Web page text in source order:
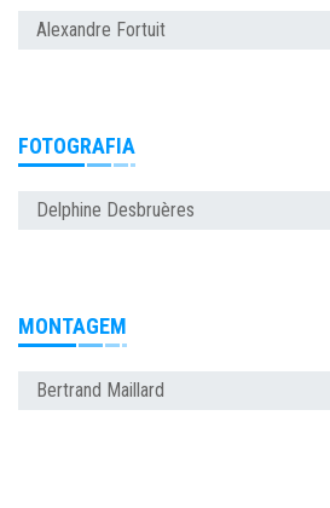
Alexandre Fortuit
FOTOGRAFIA
Delphine Desbruères
MONTAGEM
Bertrand Maillard